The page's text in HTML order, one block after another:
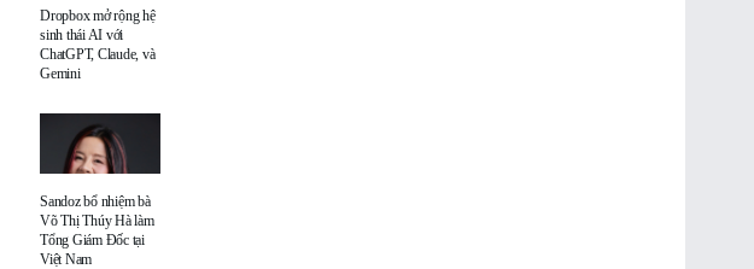
Dropbox mở rộng hệ
sinh thái AI với
ChatGPT, Claude, và
Gemini
Sandoz bổ nhiệm bà
Võ Thị Thúy Hà làm
Tổng Giám Đốc tại
Việt Nam